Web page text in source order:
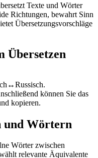
Texte und Wörter
Richtungen, bewahrt Sinn
Übersetzungsvorschläge
Übersetzen
können Sie das
kopieren.
und Wörtern
Wörter zwischen
relevante Äquivalente